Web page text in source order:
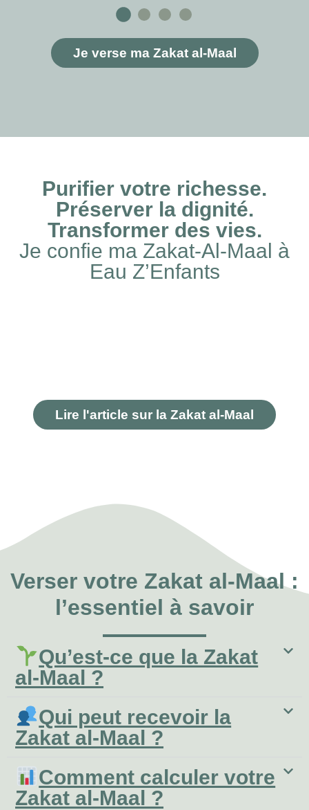
Je verse ma Zakat al-Maal
Purifier votre richesse.
Préserver la dignité.
Transformer des vies.
Je confie ma Zakat-Al-Maal à
Eau Z’Enfants
Lire l'article sur la Zakat al-Maal
Verser votre Zakat al-Maal :
l’essentiel à savoir
Qu’est‑ce que la Zakat
al‑Maal ?
Qui peut recevoir la
Zakat al-Maal ?
Comment calculer votre
Zakat al-Maal ?